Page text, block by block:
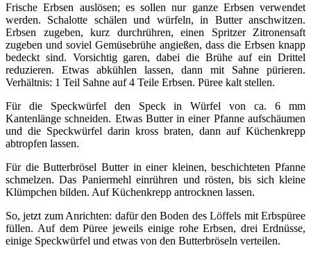
Frische Erbsen auslösen; es sollen nur ganze Erbsen verwendet
werden. Schalotte schälen und würfeln, in Butter anschwitzen.
Erbsen zugeben, kurz durchrühren, einen Spritzer Zitronensaft
zugeben und soviel Gemüsebrühe angießen, dass die Erbsen knapp
bedeckt sind. Vorsichtig garen, dabei die Brühe auf ein Drittel
reduzieren. Etwas abkühlen lassen, dann mit Sahne pürieren.
Verhältnis: 1 Teil Sahne auf 4 Teile Erbsen. Püree kalt stellen.
Für die Speckwürfel den Speck in Würfel von ca. 6 mm
Kantenlänge schneiden. Etwas Butter in einer Pfanne aufschäumen
und die Speckwürfel darin kross braten, dann auf Küchenkrepp
abtropfen lassen.
Für die Butterbrösel Butter in einer kleinen, beschichteten Pfanne
schmelzen. Das Paniermehl einrühren und rösten, bis sich kleine
Klümpchen bilden. Auf Küchenkrepp antrocknen lassen.
So, jetzt zum Anrichten: dafür den Boden des Löffels mit Erbspüree
füllen. Auf dem Püree jeweils einige rohe Erbsen, drei Erdnüsse,
einige Speckwürfel und etwas von den Butterbröseln verteilen.